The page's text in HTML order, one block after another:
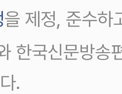
을 제정, 준수하
한국신문방송
.